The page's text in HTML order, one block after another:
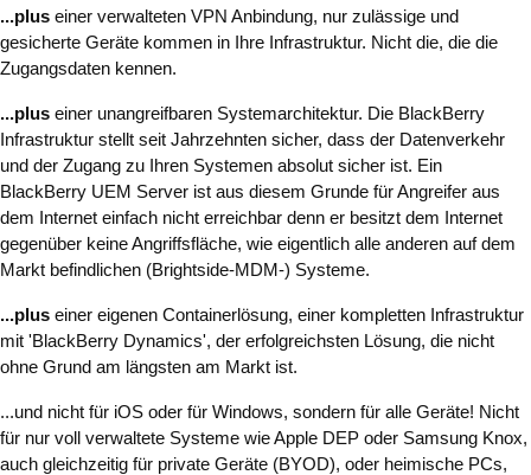
...plus einer verwalteten VPN Anbindung, nur zulässige und
gesicherte Geräte kommen in Ihre Infrastruktur. Nicht die, die die
Zugangsdaten kennen.
...plus einer unangreifbaren Systemarchitektur. Die BlackBerry
Infrastruktur stellt seit Jahrzehnten sicher, dass der Datenverkehr
und der Zugang zu Ihren Systemen absolut sicher ist. Ein
BlackBerry UEM Server ist aus diesem Grunde für Angreifer aus
dem Internet einfach nicht erreichbar denn er besitzt dem Internet
gegenüber keine Angriffsfläche, wie eigentlich alle anderen auf dem
Markt befindlichen (Brightside-MDM-) Systeme.
...plus einer eigenen Containerlösung, einer kompletten Infrastruktur
mit 'BlackBerry Dynamics', der erfolgreichsten Lösung, die nicht
ohne Grund am längsten am Markt ist.
...und nicht für iOS oder für Windows, sondern für alle Geräte! Nicht
für nur voll verwaltete Systeme wie Apple DEP oder Samsung Knox,
auch gleichzeitig für private Geräte (BYOD), oder heimische PCs,